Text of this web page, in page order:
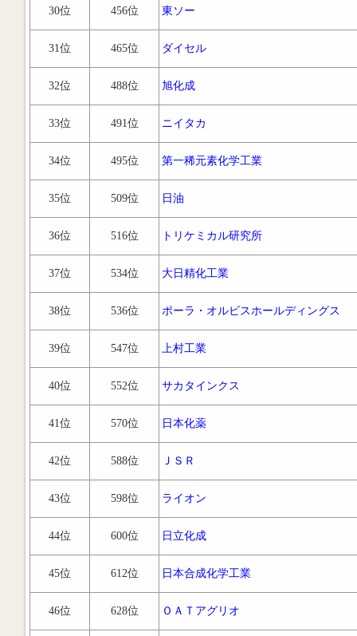
30位 456位 東ソー
31位 465位 ダイセル
32位 488位 旭化成
33位 491位 ニイタカ
34位 495位 第一稀元素化学工業
35位 509位 日油
36位 516位 トリケミカル研究所
37位 534位 大日精化工業
38位 536位 ポーラ・オルビスホールディングス
39位 547位 上村工業
40位 552位 サカタインクス
41位 570位 日本化薬
42位 588位 ＪＳＲ
43位 598位 ライオン
44位 600位 日立化成
45位 612位 日本合成化学工業
46位 628位 ＯＡＴアグリオ